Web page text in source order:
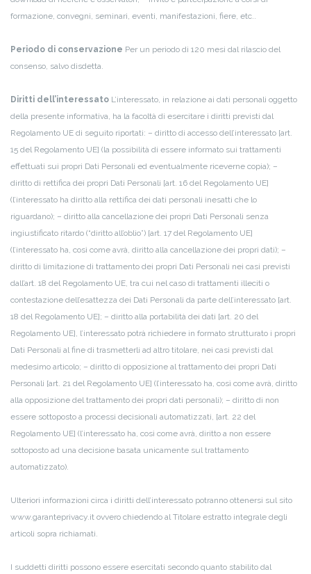
formazione, convegni, seminari, eventi, manifestazioni, fiere, etc..
Periodo di conservazione Per un periodo di 120 mesi dal rilascio del
consenso, salvo disdetta.
Diritti dell’interessato L’interessato, in relazione ai dati personali oggetto
della presente informativa, ha la facoltà di esercitare i diritti previsti dal
Regolamento UE di seguito riportati: – diritto di accesso dell’interessato [art.
15 del Regolamento UE] (la possibilità di essere informato sui trattamenti
effettuati sui propri Dati Personali ed eventualmente riceverne copia); –
diritto di rettifica dei propri Dati Personali [art. 16 del Regolamento UE]
(l’interessato ha diritto alla rettifica dei dati personali inesatti che lo
riguardano); – diritto alla cancellazione dei propri Dati Personali senza
ingiustificato ritardo (“diritto all’oblio”) [art. 17 del Regolamento UE]
(l’interessato ha, così come avrà, diritto alla cancellazione dei propri dati); –
diritto di limitazione di trattamento dei propri Dati Personali nei casi previsti
dall’art. 18 del Regolamento UE, tra cui nel caso di trattamenti illeciti o
contestazione dell’esattezza dei Dati Personali da parte dell’interessato [art.
18 del Regolamento UE]; – diritto alla portabilità dei dati [art. 20 del
Regolamento UE], l’interessato potrà richiedere in formato strutturato i propri
Dati Personali al fine di trasmetterli ad altro titolare, nei casi previsti dal
medesimo articolo; – diritto di opposizione al trattamento dei propri Dati
Personali [art. 21 del Regolamento UE] (l’interessato ha, così come avrà, diritto
alla opposizione del trattamento dei propri dati personali); – diritto di non
essere sottoposto a processi decisionali automatizzati, [art. 22 del
Regolamento UE] (l’interessato ha, così come avrà, diritto a non essere
sottoposto ad una decisione basata unicamente sul trattamento
automatizzato).
Ulteriori informazioni circa i diritti dell’interessato potranno ottenersi sul sito
www.garanteprivacy.it ovvero chiedendo al Titolare estratto integrale degli
articoli sopra richiamati.
I suddetti diritti possono essere esercitati secondo quanto stabilito dal